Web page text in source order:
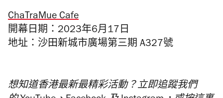
ChaTraMue Cafe
開幕日期：2023年6月17日
地址：沙田新城市廣場第三期 A327號
想知道香港最新最精彩活動？立即追蹤我們